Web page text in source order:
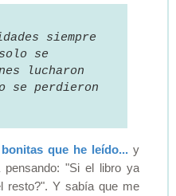
siempre
se
lucharon
se perdieron
que he leído... y
"Si el libro ya
resto?". Y sabía que me